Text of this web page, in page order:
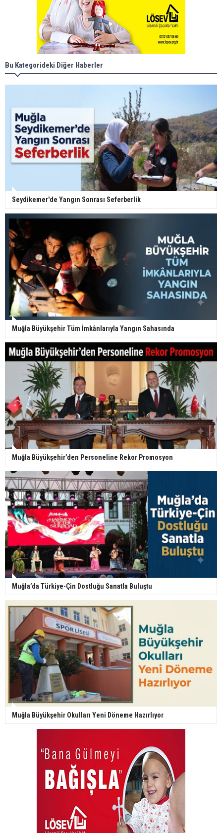
Bu Kategorideki Diğer Haberler
Seydikemer'de Yangın Sonrası Seferberlik
Muğla Büyükşehir Tüm İmkânlarıyla Yangın Sahasında
Muğla Büyükşehir’den Personeline Rekor Promosyon
Muğla’da Türkiye-Çin Dostluğu Sanatla Buluştu
Muğla Büyükşehir Okulları Yeni Döneme Hazırlıyor